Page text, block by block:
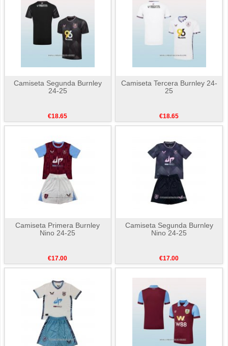
Camiseta Segunda Burnley
24-25
€18.65
Camiseta Tercera Burnley 24-
25
€18.65
Camiseta Primera Burnley
Nino 24-25
€17.00
Camiseta Segunda Burnley
Nino 24-25
€17.00